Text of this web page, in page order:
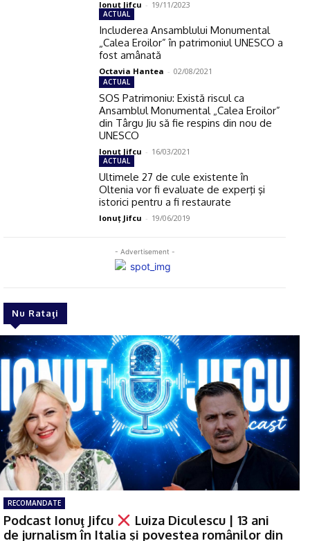
- Advertisement -
Nu Rataţi
RECOMANDATE
Podcast Ionuţ Jifcu
Luiza Diculescu | 13 ani
de jurnalism în Italia și povestea românilor din
Ionuţ Jifcu - 19/11/2023
ACTUAL
Includerea Ansamblului Monumental
„Calea Eroilor” în patrimoniul UNESCO a
fost amânată
Octavia Hantea - 02/08/2021
ACTUAL
SOS Patrimoniu: Există riscul ca
Ansamblul Monumental „Calea Eroilor”
din Târgu Jiu să fie respins din nou de
UNESCO
Ionuţ Jifcu - 16/03/2021
ACTUAL
Ultimele 27 de cule existente în
Oltenia vor fi evaluate de experţi şi
istorici pentru a fi restaurate
Ionuţ Jifcu - 19/06/2019